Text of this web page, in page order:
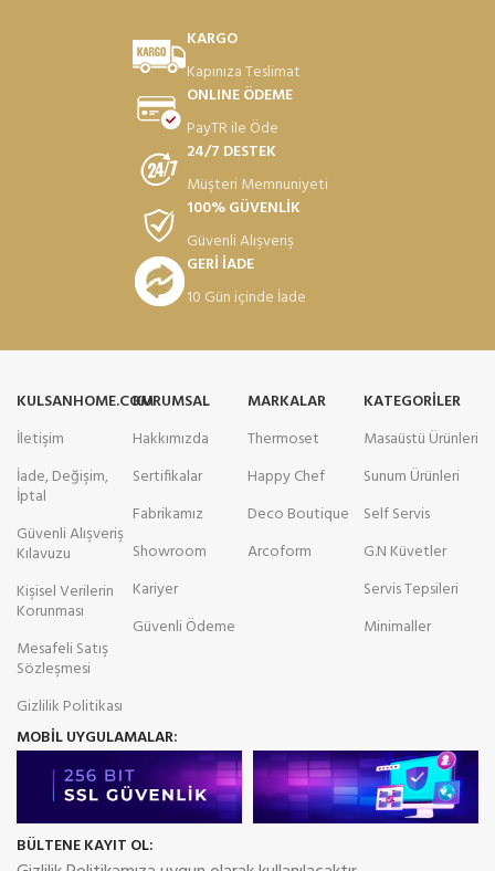
KARGO
Kapınıza Teslimat
ONLINE ÖDEME
PayTR ile Öde
24/7 DESTEK
Müşteri Memnuniyeti
100% GÜVENLİK
Güvenli Alışveriş
GERİ İADE
10 Gün içinde İade
KULSANHOME.COM
İletişim
İade, Değişim,
İptal
Güvenli Alışveriş
Kılavuzu
Kişisel Verilerin
Korunması
Mesafeli Satış
Sözleşmesi
Gizlilik Politikası
KURUMSAL
Hakkımızda
Sertifikalar
Fabrikamız
Showroom
Kariyer
Güvenli Ödeme
MARKALAR
Thermoset
Happy Chef
Deco Boutique
Arcoform
KATEGORILER
Masaüstü Ürünleri
Sunum Ürünleri
Self Servis
G.N Küvetler
Servis Tepsileri
Minimaller
MOBİL UYGULAMALAR:
BÜLTENE KAYIT OL: